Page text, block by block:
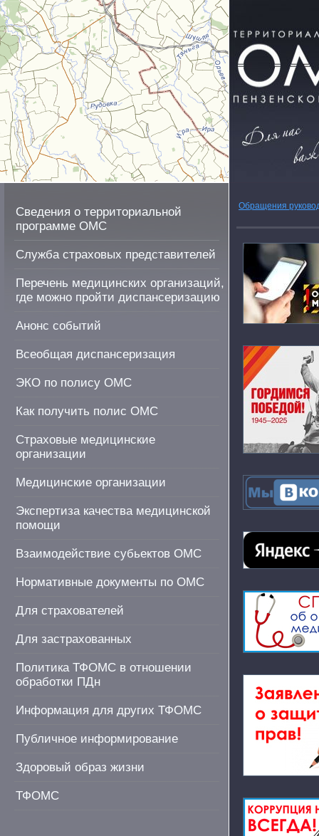
Сведения о территориальной
программе ОМС
Служба страховых представителей
Перечень медицинских организаций,
где можно пройти диспансеризацию
Анонс событий
Всеобщая диспансеризация
ЭКО по полису ОМС
Как получить полис ОМС
Страховые медицинские
организации
Медицинские организации
Экспертиза качества медицинской
помощи
Взаимодействие субьектов ОМС
Нормативные документы по ОМС
Для страхователей
Для застрахованных
Политика ТФОМС в отношении
обработки ПДн
Информация для других ТФОМС
Публичное информирование
Здоровый образ жизни
ТФОМС
Обращения